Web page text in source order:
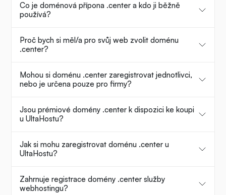
Co je doménová přípona .center a kdo ji běžně
používá?
Proč bych si měl/a pro svůj web zvolit doménu
.center?
Mohou si doménu .center zaregistrovat jednotlivci,
nebo je určena pouze pro firmy?
Jsou prémiové domény .center k dispozici ke koupi
u UltaHostu?
Jak si mohu zaregistrovat doménu .center u
UltaHostu?
Zahrnuje registrace domény .center služby
webhostingu?